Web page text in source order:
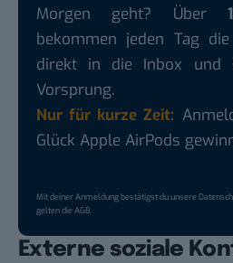
Morgen geht? Über
bekommen jeden Tag
direkt in die Inbox und
Vorsprung.
Nur für kurze Zeit:
Glück Apple AirPods
Mit deiner Anmeldung bestätigst du unsere
gelten dieAGB.
Externe soziale